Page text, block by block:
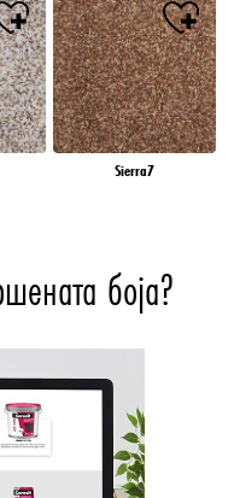
Sierra7
боја?